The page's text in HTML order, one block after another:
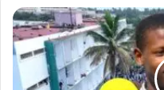
أوصى به النبي
يعرف وقت طلوع الفجر
وكل مفطر، قبل
وبفضل